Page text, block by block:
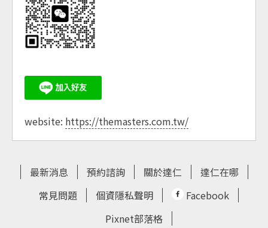
website: https://themasters.com.tw/
最新消息 預約諮詢 關於達仁
達仁在哪
常見問題
個資隱私聲明
Facebook
Pixnet部落格